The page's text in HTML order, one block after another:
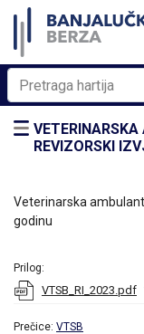
REVIZORSKI
Veterinarska
godinu
Prilog:
VTSB_RI_2023.pdf
Prečice: VTSB